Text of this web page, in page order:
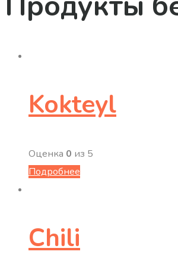
Kokteyl
Оценка 0 из 5
Подробнее
Chili